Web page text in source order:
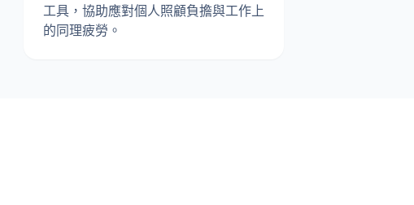
工具，協助應對個人照顧負擔與工作上
的同理疲勞。